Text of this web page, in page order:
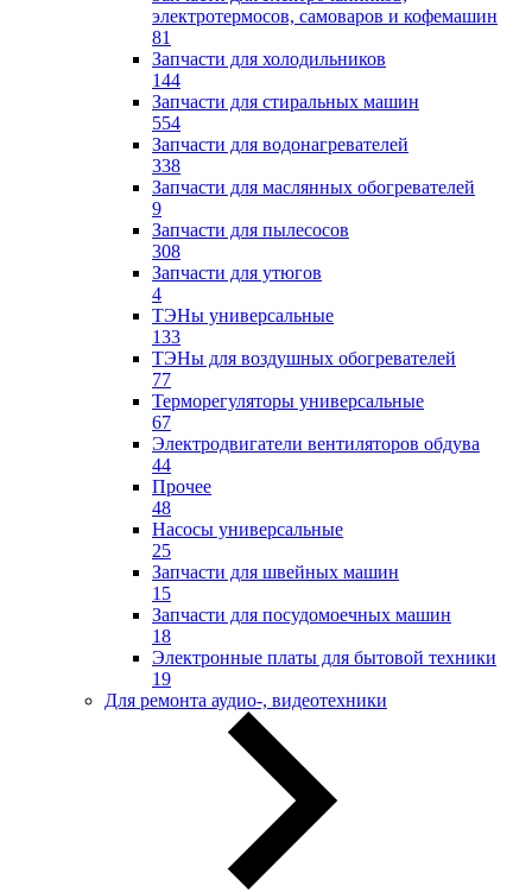
электротермосов, самоваров и кофемашин
81
Запчасти для холодильников
144
Запчасти для стиральных машин
554
Запчасти для водонагревателей
338
Запчасти для маслянных обогревателей
9
Запчасти для пылесосов
308
Запчасти для утюгов
4
ТЭНы универсальные
133
ТЭНы для воздушных обогревателей
77
Терморегуляторы универсальные
67
Электродвигатели вентиляторов обдува
44
Прочее
48
Насосы универсальные
25
Запчасти для швейных машин
15
Запчасти для посудомоечных машин
18
Электронные платы для бытовой техники
19
Для ремонта аудио-, видеотехники